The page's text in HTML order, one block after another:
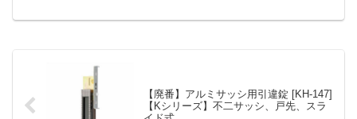
【廃番】アルミサッシ用引違錠 [KH-147]
【Kシリーズ】不二サッシ、戸先、スラ